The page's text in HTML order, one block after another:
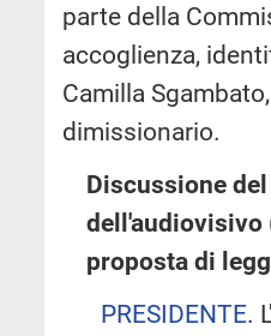
parte della
accoglienza,
Camilla
dimissionario.
Discussione
dell'audiovisivo
proposta di
PRESIDENTE.